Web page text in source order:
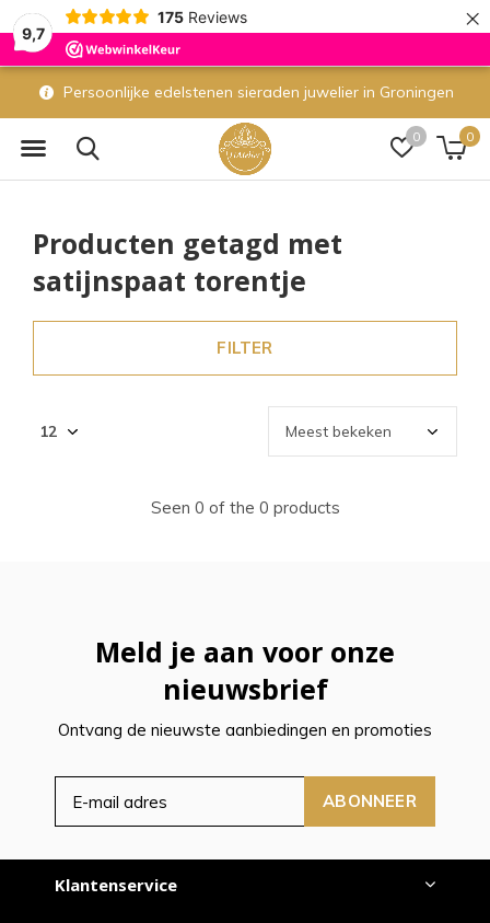
9,7
175 Reviews ×
0 0
Persoonlijke edelstenen sieraden juwelier in Groningen
Producten getagd met
satijnspaat torentje
FILTER
Seen 0 of the 0 products
Meld je aan voor onze
nieuwsbrief
Ontvang de nieuwste aanbiedingen en promoties
ABONNEER
Klantenservice